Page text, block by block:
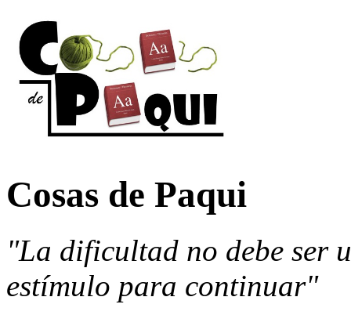
Cosas de Paqui
"La dificultad no debe ser
estímulo para continuar"